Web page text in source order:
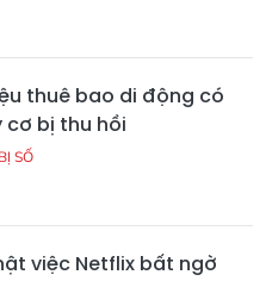
thuê bao di động có
cơ bị thu hồi
SỐ
việc Netflix bất ngờ